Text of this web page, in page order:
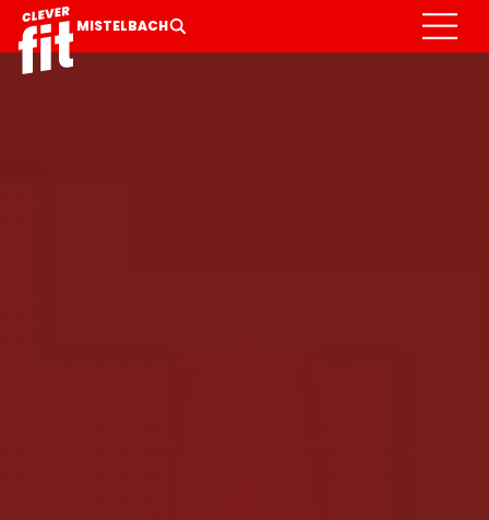
MISTELBACH
MITGLIED WERDEN LEISTUNGEN